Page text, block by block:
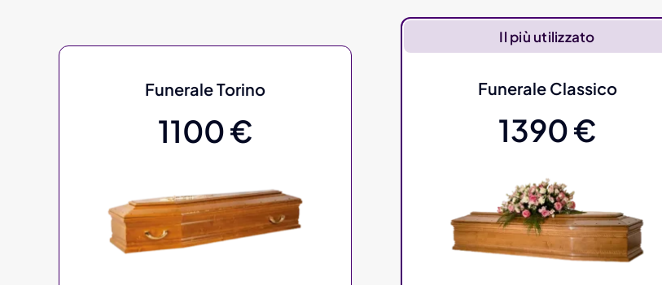
Funerale Torino
1100 €
Il più utilizzato
Funerale Classico
1390 €